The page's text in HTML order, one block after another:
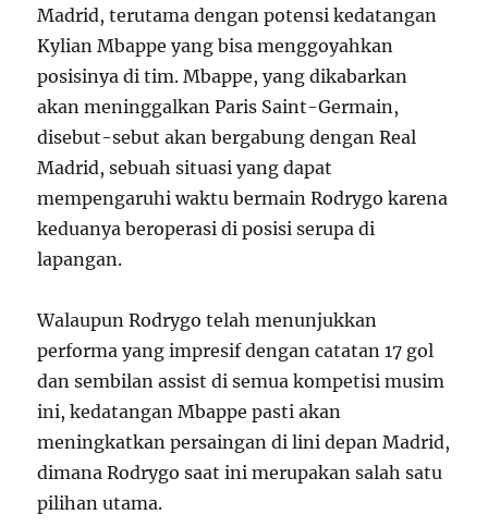
Madrid, terutama dengan potensi kedatangan
Kylian Mbappe yang bisa menggoyahkan
posisinya di tim. Mbappe, yang dikabarkan
akan meninggalkan Paris Saint-Germain,
disebut-sebut akan bergabung dengan Real
Madrid, sebuah situasi yang dapat
mempengaruhi waktu bermain Rodrygo karena
keduanya beroperasi di posisi serupa di
lapangan.
Walaupun Rodrygo telah menunjukkan
performa yang impresif dengan catatan 17 gol
dan sembilan assist di semua kompetisi musim
ini, kedatangan Mbappe pasti akan
meningkatkan persaingan di lini depan Madrid,
dimana Rodrygo saat ini merupakan salah satu
pilihan utama.